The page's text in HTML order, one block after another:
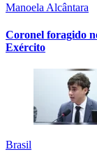
Manoela Alcântara
Coronel foragido
Exército
Brasil